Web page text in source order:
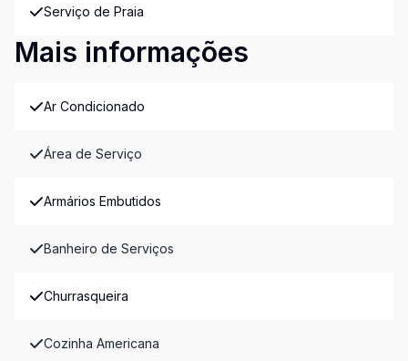
Serviço de Praia
Mais informações
Ar Condicionado
Área de Serviço
Armários Embutidos
Banheiro de Serviços
Churrasqueira
Cozinha Americana